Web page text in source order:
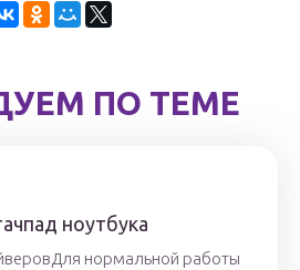
ПО ТЕМЕ
ноутбука
нормальной работы